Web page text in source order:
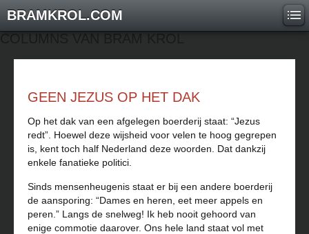
BRAMKROL.COM
GEEN JEZUS OP HET DAK
Op het dak van een afgelegen boerderij staat: “Jezus
redt”. Hoewel deze wijsheid voor velen te hoog gegrepen
is, kent toch half Nederland deze woorden. Dat dankzij
enkele fanatieke politici.
Sinds mensenheugenis staat er bij een andere boerderij
de aansporing: “Dames en heren, eet meer appels en
peren.” Langs de snelweg! Ik heb nooit gehoord van
enige commotie daarover. Ons hele land staat vol met